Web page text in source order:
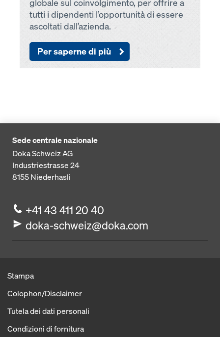
globale sul coinvolgimento, per offrire a
tutti i dipendenti l’opportunità di essere
ascoltati dall’azienda.
Per saperne di più
Sede centrale nazionale
Doka Schweiz AG
Industriestrasse 24
8155Niederhasli
+41 43 411 20 40
doka-schweiz@doka.com
Stampa
Colophon/Disclaimer
Tutela dei dati personali
Condizioni di fornitura